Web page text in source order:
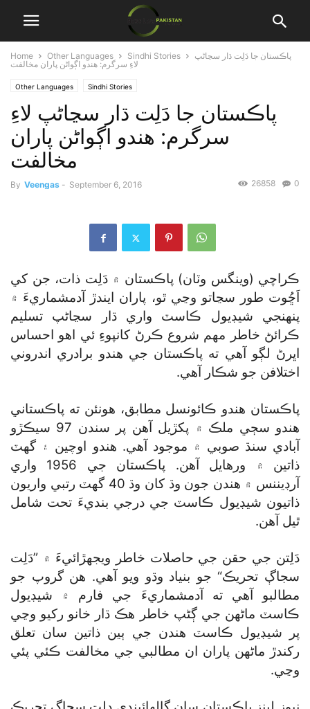
Home Other Languages Sindhi Stories
پاڪستان جا دَلِت ڌار سڃاڻپ
لاءِ سرگرم: هندو اڳواڻن پاران مخالفت
Other Languages Sindhi Stories
پاڪستان جا دَلِت ڌار سڃاڻپ لاءِ
سرگرم: هندو اڳواڻن پاران
مخالفت
By Veengas - September 6, 2016 0
26858
ڪراچي (وينگس وٽان) پاڪستان ۾ دَلِت ذات، جن کي
اَڇُوت طور سڃاتو وڃي ٿو، پاران ايندڙ آدمشماريءَ ۾
پنهنجي شيڊيول ڪاسٽ واري ڌار سڃاڻپ تسليم
ڪرائڻ خاطر مهم شروع ڪرڻ کانپوءِ ئي اهو احساس
اڀرڻ لڳو آهي ته پاڪستان جي هندو برادري اندروني
اختلافن جو شڪار آهي.
پاڪستان هندو ڪائونسل مطابق، هونئن ته پاڪستاني
هندو سڄي ملڪ ۾ پکڙيل آهن پر سندن 97 سيڪڙو
آبادي سنڌ صوبي ۾ موجود آهي. هندو اوچين ۽ گھٽ
ذاتين ۾ ورهايل آهن. پاڪستان جي 1956 واري
آرڊيننس ۾ هندن جون وڌ کان وڌ 40 گھٽ رتبي واريون
ذاتيون شيڊيول ڪاسٽ جي درجي بنديءَ تحت شامل
ٿيل آهن.
دَلِتن جي حقن جي حاصلات خاطر ويجهڙائيءَ ۾ ”دَلِت
سجاڳ تحريڪ“ جو بنياد وڌو ويو آهي. هن گروپ جو
مطالبو آهي ته آدمشماريءَ جي فارم ۾ شيڊيول
ڪاسٽ ماڻهن جي ڳڻپ خاطر هڪ ڌار خانو رکيو وڃي
پر شيڊيول ڪاسٽ هندن جي ٻين ذاتين سان تعلق
رکندڙ ماڻهن پاران ان مطالبي جي مخالفت ڪئي پئي
وڃي.